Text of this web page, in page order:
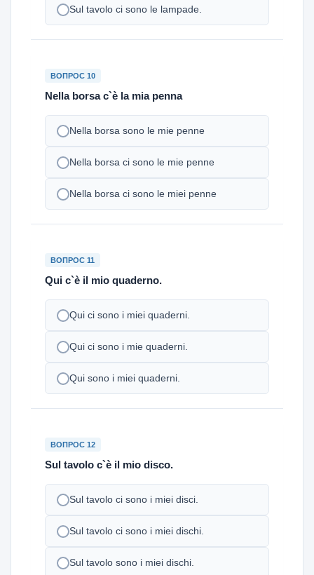
Sul tavolo ci sono le lampade.
ВОПРОС 10
Nella borsa c`è la mia penna
Nella borsa sono le mie penne
Nella borsa ci sono le mie penne
Nella borsa ci sono le miei penne
ВОПРОС 11
Qui c`è il mio quaderno.
Qui ci sono i miei quaderni.
Qui ci sono i mie quaderni.
Qui sono i miei quaderni.
ВОПРОС 12
Sul tavolo c`è il mio disco.
Sul tavolo ci sono i miei disci.
Sul tavolo ci sono i miei dischi.
Sul tavolo sono i miei dischi.